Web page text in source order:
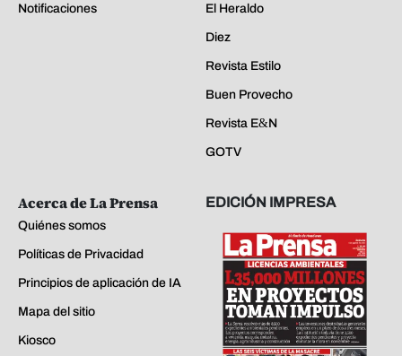
Notificaciones El Heraldo
Diez
Revista Estilo
Buen Provecho
Revista E&N
GOTV
Acerca de La Prensa
Quiénes somos
Políticas de Privacidad
Principios de aplicación de IA
Mapa del sitio
Kiosco
EDICIÓN IMPRESA